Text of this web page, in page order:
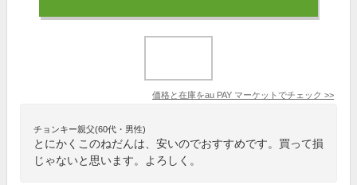
価格と在庫をau PAY マーケット でチェック >>
チョンキー親父(60代・男性)
とにかくこのねだんは、安いのでおすすめです。買って損
じゃないと思います。よろしく。